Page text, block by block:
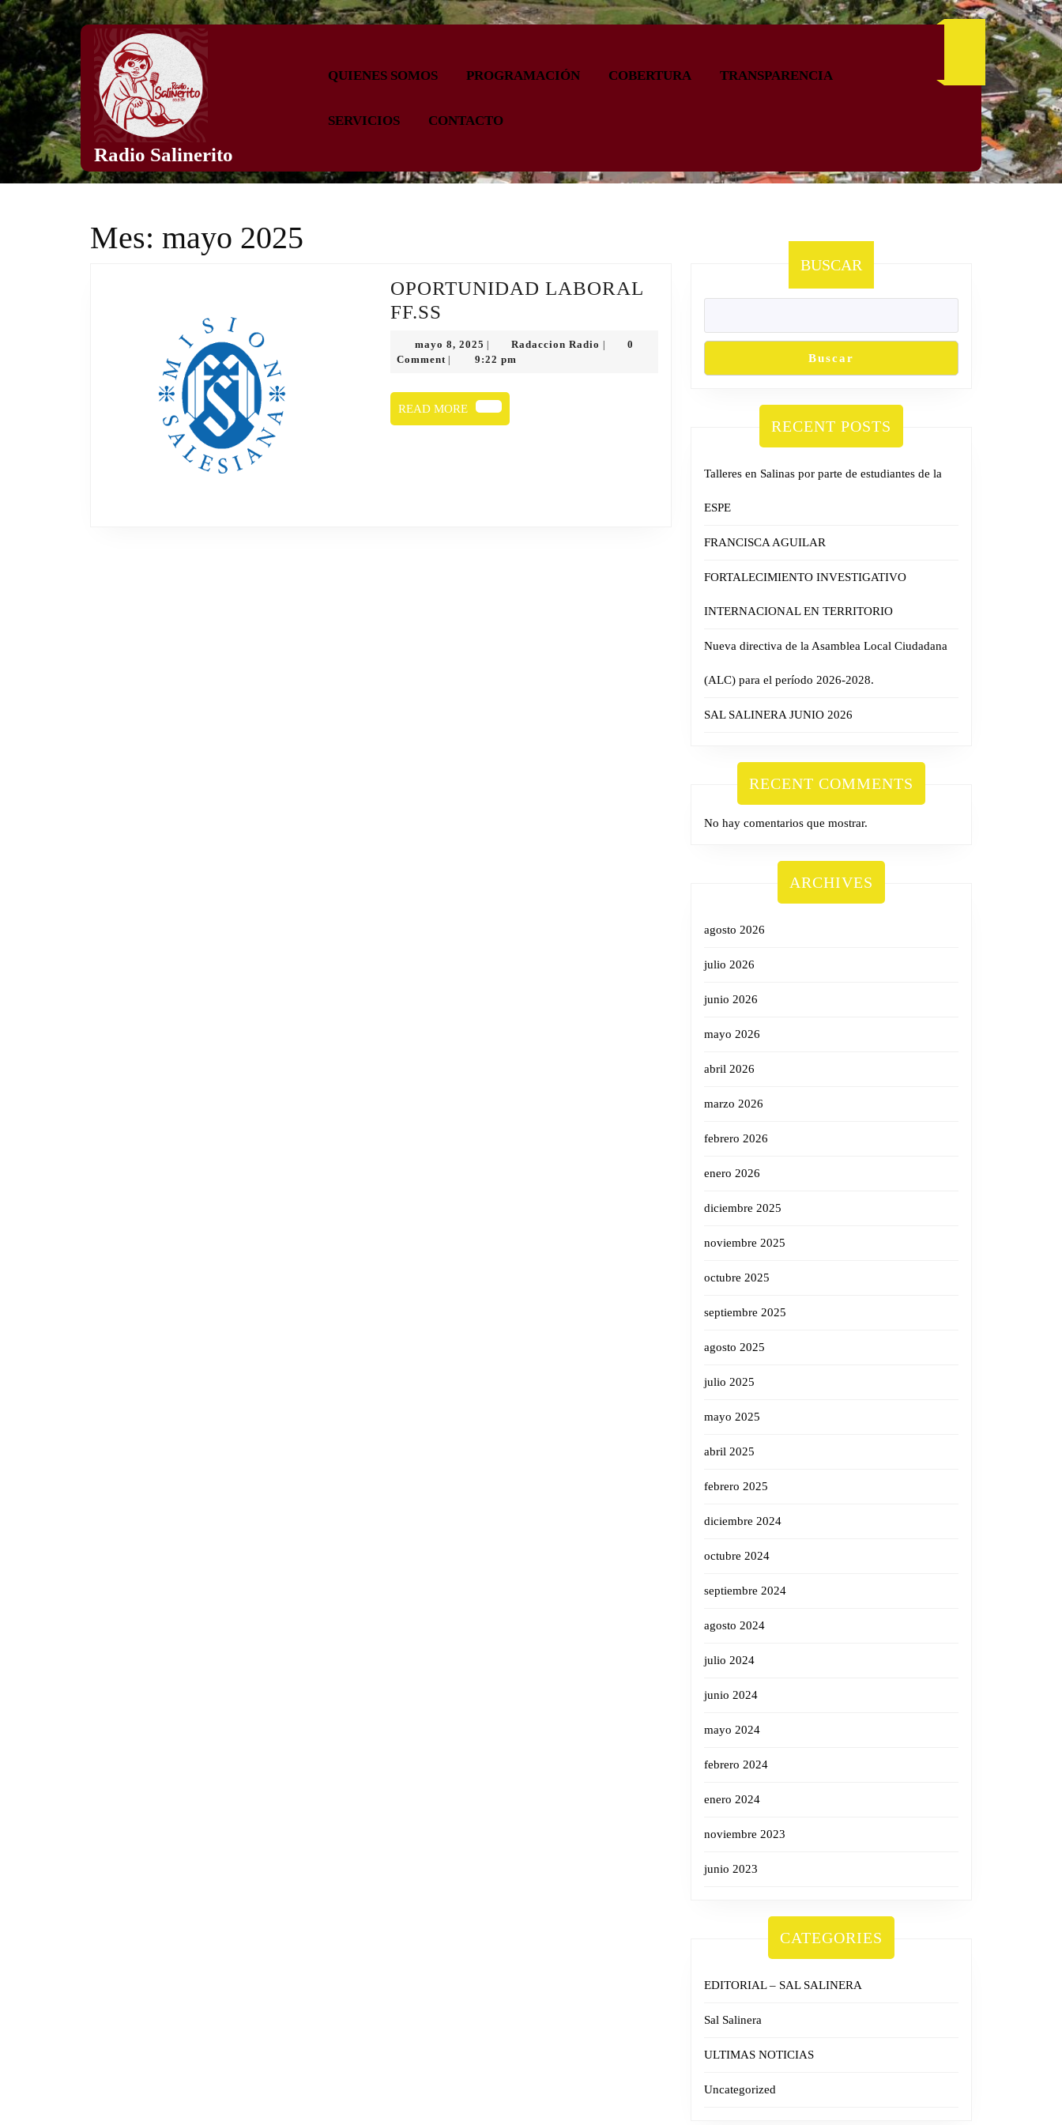
Skip
to
content
Radio Salinerito
QUIENES SOMOS PROGRAMACIÓN COBERTURA TRANSPARENCIA
SERVICIOS CONTACTO
Mes: mayo 2025
OPORTUNIDAD LABORAL
FF.SS
FF.SS
mayo 8, 2025 mayo
8,
Radaccion Radio Radaccion
0
Comment
9:22 pm
READ MORE
READ
MORE
BUSCAR
Buscar
RECENT POSTS
Talleres en Salinas por parte de estudiantes de la
ESPE
FRANCISCA AGUILAR
FORTALECIMIENTO INVESTIGATIVO
INTERNACIONAL EN TERRITORIO
Nueva directiva de la Asamblea Local Ciudadana
(ALC) para el período 2026-2028.
SAL SALINERA JUNIO 2026
RECENT COMMENTS
No hay comentarios que mostrar.
ARCHIVES
agosto 2026
julio 2026
junio 2026
mayo 2026
abril 2026
marzo 2026
febrero 2026
enero 2026
diciembre 2025
noviembre 2025
octubre 2025
septiembre 2025
agosto 2025
julio 2025
mayo 2025
abril 2025
febrero 2025
diciembre 2024
octubre 2024
septiembre 2024
agosto 2024
julio 2024
junio 2024
mayo 2024
febrero 2024
enero 2024
noviembre 2023
junio 2023
CATEGORIES
EDITORIAL – SAL SALINERA
Sal Salinera
ULTIMAS NOTICIAS
Uncategorized